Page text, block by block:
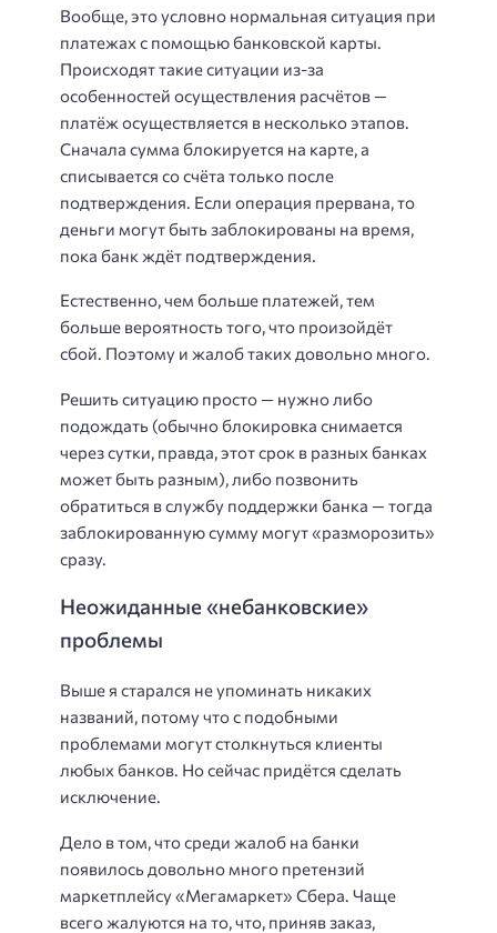
Вообще, это условно нормальная ситуация при
платежах с помощью банковской карты.
Происходят такие ситуации из-за
особенностей осуществления расчётов —
платёж осуществляется в несколько этапов.
Сначала сумма блокируется на карте, а
списывается со счёта только после
подтверждения. Если операция прервана, то
деньги могут быть заблокированы на время,
пока банк ждёт подтверждения.
Естественно, чем больше платежей, тем
больше вероятность того, что произойдёт
сбой. Поэтому и жалоб таких довольно много.
Решить ситуацию просто — нужно либо
подождать (обычно блокировка снимается
через сутки, правда, этот срок в разных банках
может быть разным), либо позвонить
обратиться в службу поддержки банка — тогда
заблокированную сумму могут «разморозить»
сразу.
Неожиданные «небанковские»
проблемы
Выше я старался не упоминать никаких
названий, потому что с подобными
проблемами могут столкнуться клиенты
любых банков. Но сейчас придётся сделать
исключение.
Дело в том, что среди жалоб на банки
появилось довольно много претензий
маркетплейсу «Мегамаркет» Сбера. Чаще
всего жалуются на то, что, приняв заказ,